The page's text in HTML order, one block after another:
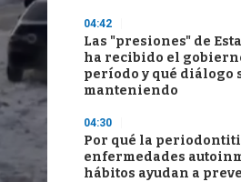
04:42
Las "presiones" de
ha recibido el
período y qué diálogo
manteniendo
04:30
Por qué la
enfermedades
hábitos ayudan a